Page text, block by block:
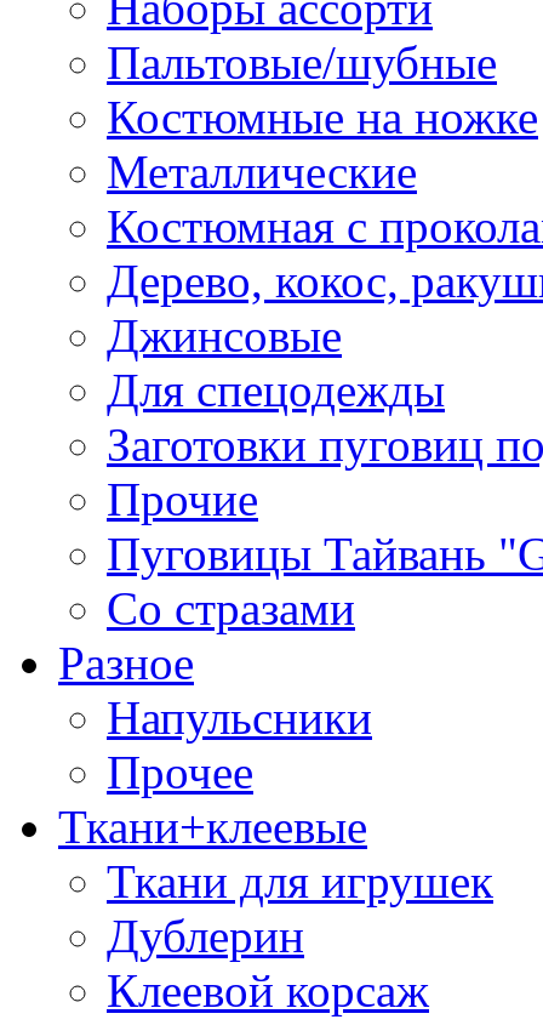
Пальтовые/шубные
Костюмные на ножке
Металлические
Костюмная с
Дерево, кокос,
Джинсовые
Для спецодежды
Заготовки пуговиц
Прочие
Пуговицы Тайвань
Со стразами
Разное
Напульсники
Прочее
Ткани+клеевые
Ткани для игрушек
Дублерин
Клеевой корсаж